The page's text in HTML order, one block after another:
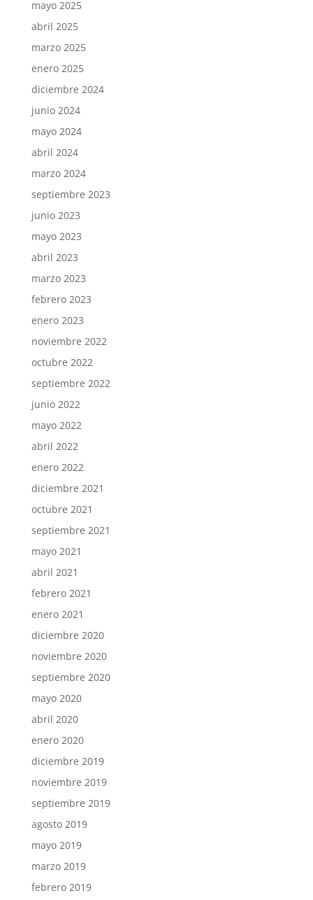
mayo 2025
abril 2025
marzo 2025
enero 2025
diciembre 2024
junio 2024
mayo 2024
abril 2024
marzo 2024
septiembre 2023
junio 2023
mayo 2023
abril 2023
marzo 2023
febrero 2023
enero 2023
noviembre 2022
octubre 2022
septiembre 2022
junio 2022
mayo 2022
abril 2022
enero 2022
diciembre 2021
octubre 2021
septiembre 2021
mayo 2021
abril 2021
febrero 2021
enero 2021
diciembre 2020
noviembre 2020
septiembre 2020
mayo 2020
abril 2020
enero 2020
diciembre 2019
noviembre 2019
septiembre 2019
agosto 2019
mayo 2019
marzo 2019
febrero 2019